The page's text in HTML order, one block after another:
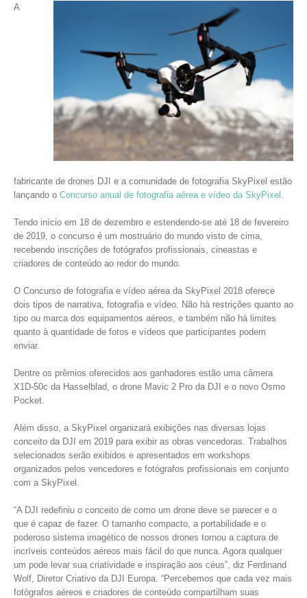
A
fabricante de drones DJI e a comunidade de fotografia SkyPixel estão
lançando o Concurso anual de fotografia aérea e vídeo da SkyPixel
Tendo início em 18 de dezembro e estendendo-se até 18 de fevereiro
de 2019, o concurso é um mostruário do mundo visto de cima,
recebendo inscrições de fotógrafos profissionais, cineastas e
criadores de conteúdo ao redor do mundo.
O Concurso de fotografia e vídeo aérea da SkyPixel 2018 oferece
dois tipos de narrativa, fotografia e vídeo. Não há restrições quanto ao
tipo ou marca dos equipamentos aéreos, e também não há limites
quanto à quantidade de fotos e vídeos que participantes podem
enviar.
Dentre os prêmios oferecidos aos ganhadores estão uma câmera
X1D-50c da Hasselblad, o drone Mavic 2 Pro da DJI e o novo Osmo
Pocket.
Além disso, a SkyPixel organizará exibições nas diversas lojas
conceito da DJI em 2019 para exibir as obras vencedoras. Trabalhos
selecionados serão exibidos e apresentados em workshops
organizados pelos vencedores e fotógrafos profissionais em conjunto
com a SkyPixel.
“A DJI redefiniu o conceito de como um drone deve se parecer e o
que é capaz de fazer. O tamanho compacto, a portabilidade e o
poderoso sistema imagético de nossos drones tornou a captura de
incríveis conteúdos aéreos mais fácil do que nunca. Agora qualquer
um pode levar sua criatividade e inspiração aos céus”, diz Ferdinand
Wolf, Diretor Criativo da DJI Europa. “Percebemos que cada vez mais
fotógrafos aéreos e criadores de conteúdo compartilham suas